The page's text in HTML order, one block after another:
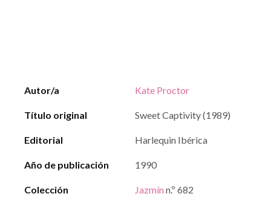
Autor/a Kate Proctor
Título original Sweet Captivity (1989)
Editorial Harlequin Ibérica
Año de publicación 1990
Colección Jazmín n.º 682